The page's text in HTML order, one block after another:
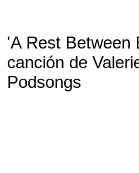
'A Rest Between
canción de
Podsongs